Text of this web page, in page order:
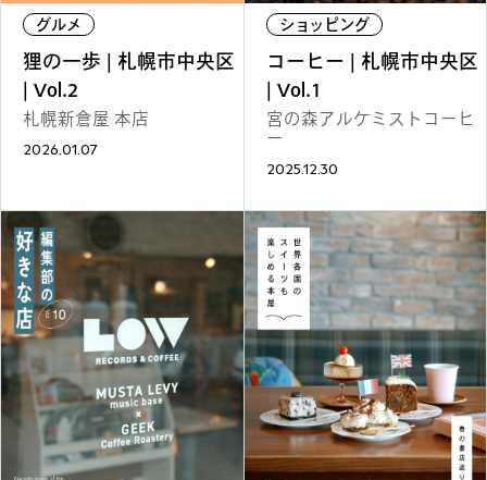
連載一覧
パイセンの行きつけにつ
いて行く
#札幌来たら、まずはココ
グルメ
狸の一歩 | 札幌市中央区
| Vol.2
札幌新倉屋 本店
2026.01.07
ショッピング
コーヒー | 札幌市中央区
| Vol.1
宮の森アルケミストコーヒ
ー
2025.12.30